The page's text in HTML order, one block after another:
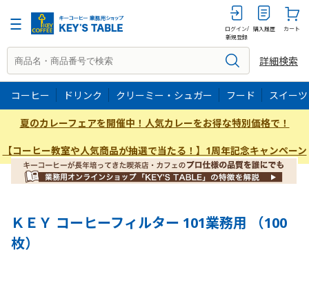
ログイン/
新規登録
購入履歴 カート
詳細検索
コーヒー ドリンク クリーミー・シュガー フード スイーツ
夏のカレーフェアを開催中！人気カレーをお得な特別価格で！
【コーヒー教室や人気商品が抽選で当たる！】1周年記念キャンペーン
ＫＥＹ コーヒーフィルター 101業務用 （100
枚）